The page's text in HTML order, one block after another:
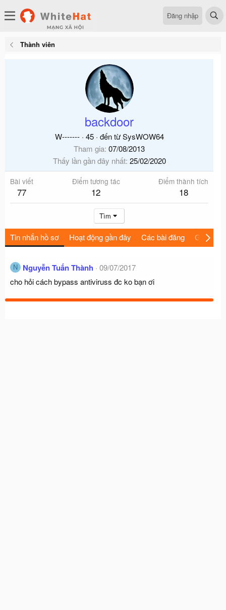
Đăng nhập
Thành viên
backdoor
W------- · 45 · đến từ SysWOW64
Tham gia 07/08/2013
Thấy lần gần đây nhất 25/02/2020
Bài viết
77
Điểm tương tác
12
Điểm thành tích
18
Tìm
Tin nhắn hồ sơ Hoạt động gần đây Các bài đăng Giới thiệu
N Nguyễn Tuấn Thành
09/07/2017
cho hỏi cách bypass antiviruss đc ko bạn ơi